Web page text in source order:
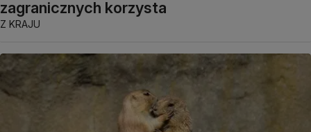
zagranicznych korzysta
Z KRAJU